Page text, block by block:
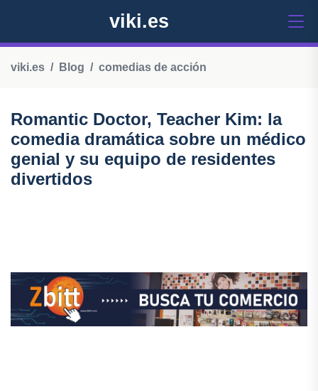
viki.es
viki.es Blog comedias de acción
Romantic Doctor, Teacher Kim: la
comedia dramática sobre un médico
genial y su equipo de residentes
divertidos